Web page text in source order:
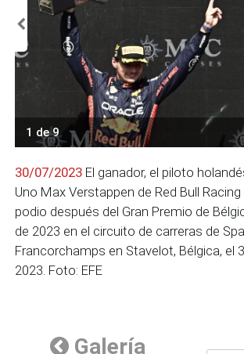
1 de 9
30/07/2023 El ganador, el piloto
Uno Max Verstappen de Red Bull
podio después del Gran Premio de
de 2023 en el circuito de carreras de
Francorchamps en Stavelot, Bélgica, el
2023. Foto: EFE
Galería